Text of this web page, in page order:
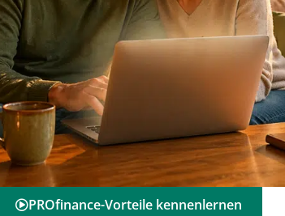
PROfinance-Vorteile kennenlernen